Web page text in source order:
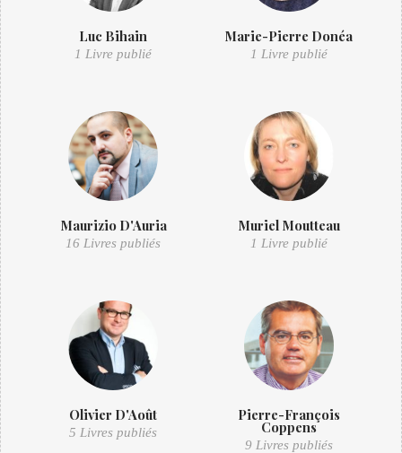
Luc Bihain
1 Livre publié
Marie-Pierre Donéa
1 Livre publié
Maurizio D'Auria
16 Livres publiés
Muriel Moutteau
1 Livre publié
Olivier D'Août
5 Livres publiés
Pierre-François
Coppens
9 Livres publiés